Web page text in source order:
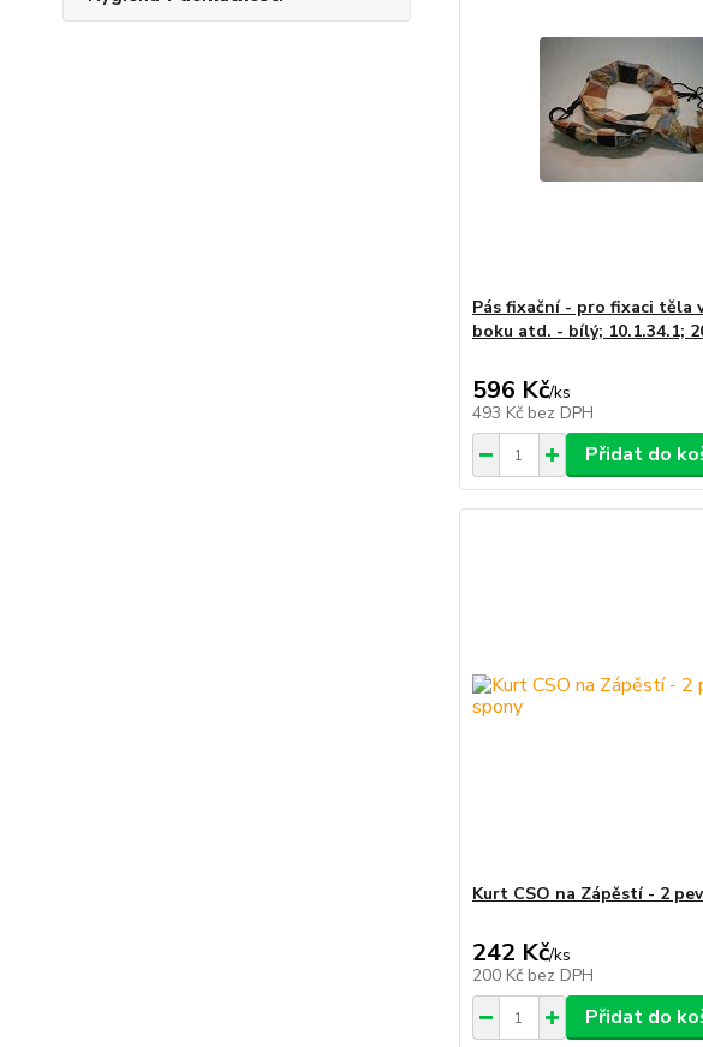
Pás fixační - pro fixaci těla
boku atd. - bílý; 10.1.34.1;
596 Kč/ks
493 Kč bez DPH
Přidat do
Kurt CSO na Zápěstí - 2
242 Kč/ks
200 Kč bez DPH
Přidat do